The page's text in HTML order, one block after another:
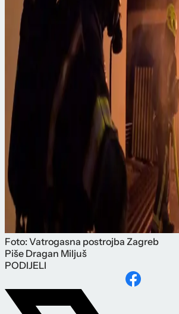
Foto: Vatrogasna postrojba Zagreb
Piše Dragan Miljuš
PODIJELI